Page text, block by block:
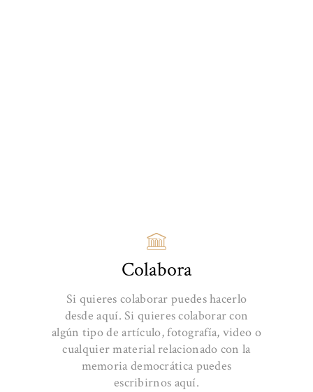
Colabora
Si quieres colaborar puedes hacerlo
desde aquí. Si quieres colaborar con
algún tipo de artículo, fotografía, video o
cualquier material relacionado con la
memoria democrática puedes
escribirnos aquí.